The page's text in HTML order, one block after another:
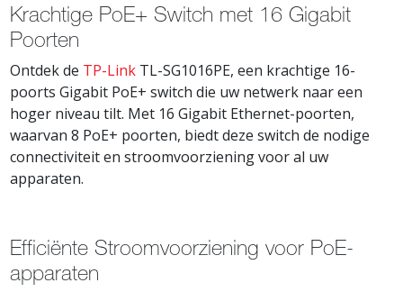
Krachtige PoE+ Switch met 16 Gigabit
Poorten
Ontdek de TP-Link TL-SG1016PE, een krachtige 16-
poorts Gigabit PoE+ switch die uw netwerk naar een
hoger niveau tilt. Met 16 Gigabit Ethernet-poorten,
waarvan 8 PoE+ poorten, biedt deze switch de nodige
connectiviteit en stroomvoorziening voor al uw
apparaten.
Efficiënte Stroomvoorziening voor PoE-
apparaten